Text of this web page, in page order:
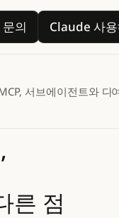
의
도입 문의
Claude 사
서브에이전트와 다
른 점